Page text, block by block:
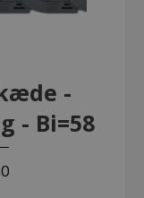
-
- Bi=58
-